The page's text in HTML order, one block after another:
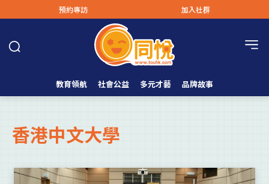
預約專訪 加入社群
教育領航 社會公益 多元才藝 品牌故事
香港中文大學